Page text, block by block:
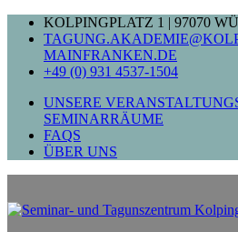
Zum
Inhalt
springen
KOLPINGPLATZ 1 | 97070
MAINFRANKEN.DE
+49 (0) 931 4537-1504
UNSERE
SEMINARRÄUME
FAQS
ÜBER UNS